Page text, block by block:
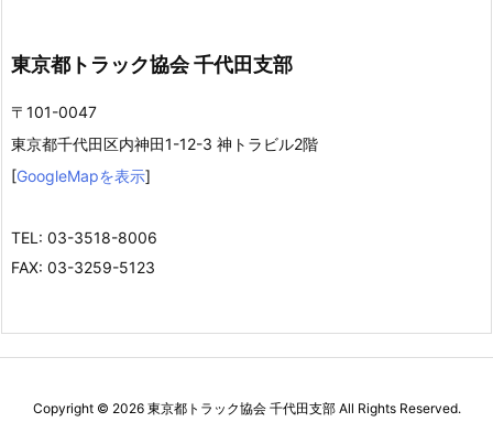
東京都トラック協会 千代田支部
〒101-0047
東京都千代田区内神田1-12-3 神トラビル2階
[GoogleMapを表示]
TEL: 03-3518-8006
FAX: 03-3259-5123
Copyright © 2026 東京都トラック協会 千代田支部All Rights Reserved.